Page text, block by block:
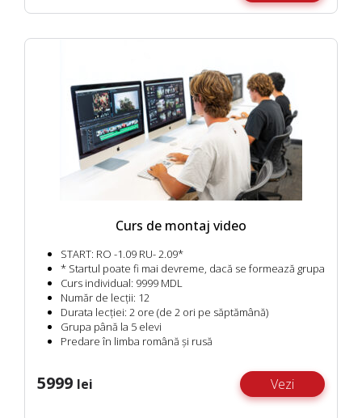
Curs de montaj video
START: RO -1.09 RU- 2.09*
* Startul poate fi mai devreme, dacă se formează grupa
Curs individual: 9999 MDL
Număr de lecții: 12
Durata lecției: 2 ore (de 2 ori pe săptămână)
Grupa până la 5 elevi
Predare în limba română și rusă
5999 lei Vezi